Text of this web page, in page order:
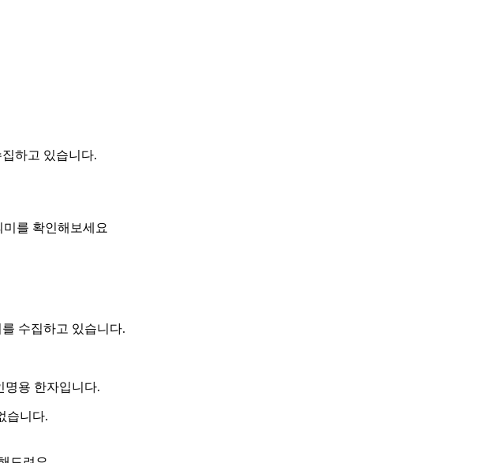
하고 있습니다.
를 확인해보세요
수집하고 있습니다.
명용 한자입니다.
습니다.